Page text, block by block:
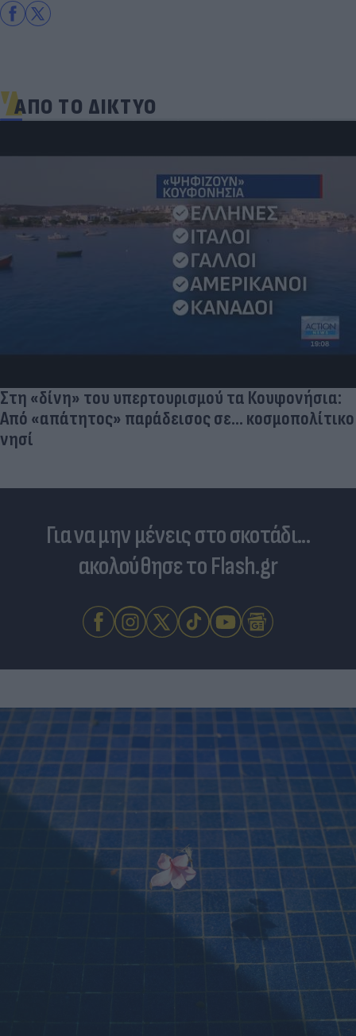
ΑΠΟ ΤΟ ΔΙΚΤΥΟ
Στη «δίνη» του υπερτουρισμού τα Κουφονήσια:
Από «απάτητος» παράδεισος σε... κοσμοπολίτικο
νησί
Για να μην μένεις στο σκοτάδι...
ακολούθησε το Flash.gr